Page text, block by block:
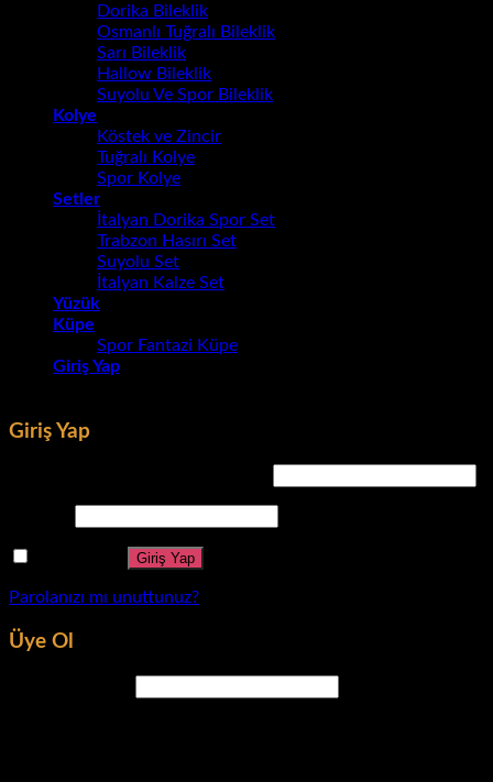
Dorika Bileklik
Osmanlı Tuğralı Bileklik
Sarı Bileklik
Hallow Bileklik
Suyolu Ve Spor Bileklik
Kolye
Köstek ve Zincir
Tuğralı Kolye
Spor Kolye
Setler
İtalyan Dorika Spor Set
Trabzon Hasırı Set
Suyolu Set
İtalyan Kalze Set
Yüzük
Küpe
Spor Fantazi Küpe
Giriş Yap
Giriş Yap
Giriş Yap
Parolanızı mı unuttunuz?
Üye Ol